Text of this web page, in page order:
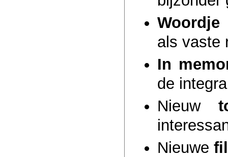
Woordje
als vaste
In
de
Nieuw
Nieuwe